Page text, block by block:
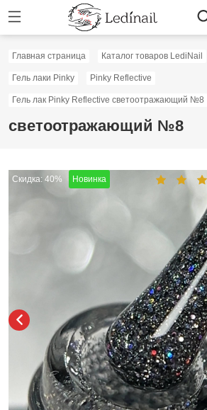
Главная страница Каталог товаров LediNail
Гель лаки Pinky Pinky Reflective
Гель лак Pinky Reflective светоотражающий №8
светоотражающий №8
Скидка: 40% Новинка